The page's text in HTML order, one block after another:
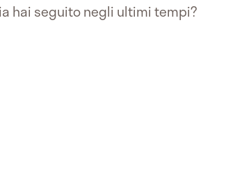
hai seguito negli ultimi tempi?